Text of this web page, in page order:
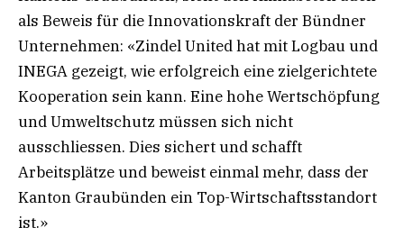
als Beweis für die Innovationskraft der Bündner
Unternehmen: «Zindel United hat mit Logbau und
INEGA gezeigt, wie erfolgreich eine zielgerichtete
Kooperation sein kann. Eine hohe Wertschöpfung
und Umweltschutz müssen sich nicht
ausschliessen. Dies sichert und schafft
Arbeitsplätze und beweist einmal mehr, dass der
Kanton Graubünden ein Top-Wirtschaftsstandort
ist.»